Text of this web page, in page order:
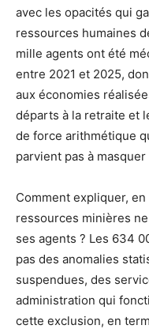
avec les opacités qui
ressources humaines
mille agents ont été
entre 2021 et 2025,
aux économies
départs à la retraite et
de force arithmétique
parvient pas à masquer
Comment expliquer, en
ressources minières
ses agents ? Les 634
pas des anomalies
suspendues, des
administration qui
cette exclusion, en